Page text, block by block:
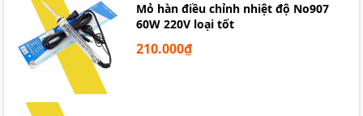
Mỏ hàn điều chỉnh nhiệt độ No907
60W 220V loại tốt
210.000₫